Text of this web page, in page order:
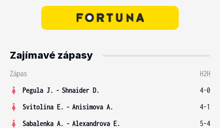
Zajímavé zápasy
Zápas
H2H
Pegula J. - Shnaider D.
4-0
Svitolina E. - Anisimova A.
4-1
Sabalenka A. - Alexandrova E.
5-4